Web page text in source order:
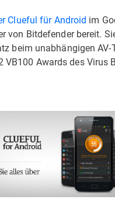
Clueful für Android im
von Bitdefender bereit.
beim unabhängigen
VB100 Awards des Virus